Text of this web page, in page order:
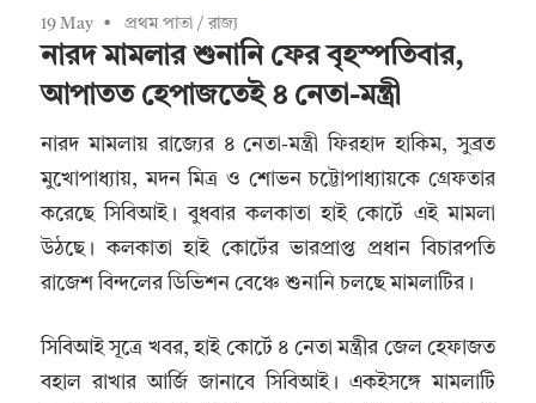
19 May প্রথম পাতা /রাজ্য
নারদ মামলার শুনানি ফের বৃহস্পতিবার,
আপাতত হেপাজতেই ৪ নেতা-মন্ত্রী
নারদ মামলায় রাজ্যের ৪ নেতা-মন্ত্রী ফিরহাদ হাকিম, সুব্রত
মুখোপাধ্যায়, মদন মিত্র ও শোভন চট্টোপাধ্যায়কে গ্রেফতার
করেছে সিবিআই। বুধবার কলকাতা হাই কোর্টে এই মামলা
উঠছে। কলকাতা হাই কোর্টের ভারপ্রাপ্ত প্রধান বিচারপতি
রাজেশ বিন্দলের ডিভিশন বেঞ্চে শুনানি চলছে মামলাটির।
সিবিআই সূত্রে খবর, হাই কোর্টে ৪ নেতা মন্ত্রীর জেল হেফাজত
বহাল রাখার আর্জি জানাবে সিবিআই। একইসঙ্গে মামলাটি